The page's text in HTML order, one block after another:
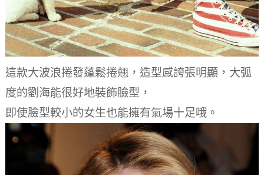
這款大波浪捲發蓬鬆捲翹，造型感誇張明顯，大弧
度的劉海能很好地裝飾臉型，
即使臉型較小的女生也能擁有氣場十足哦。